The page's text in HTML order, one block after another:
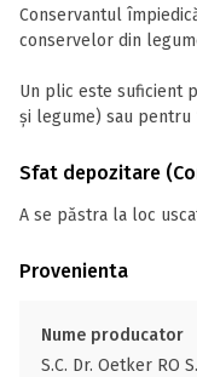
Conservantul
conservelor din
Un plic este suficient
și legume) sau pentru
Sfat depozitare
A se păstra la loc
Provenienta
Nume producator
S.C. Dr. Oetker RO